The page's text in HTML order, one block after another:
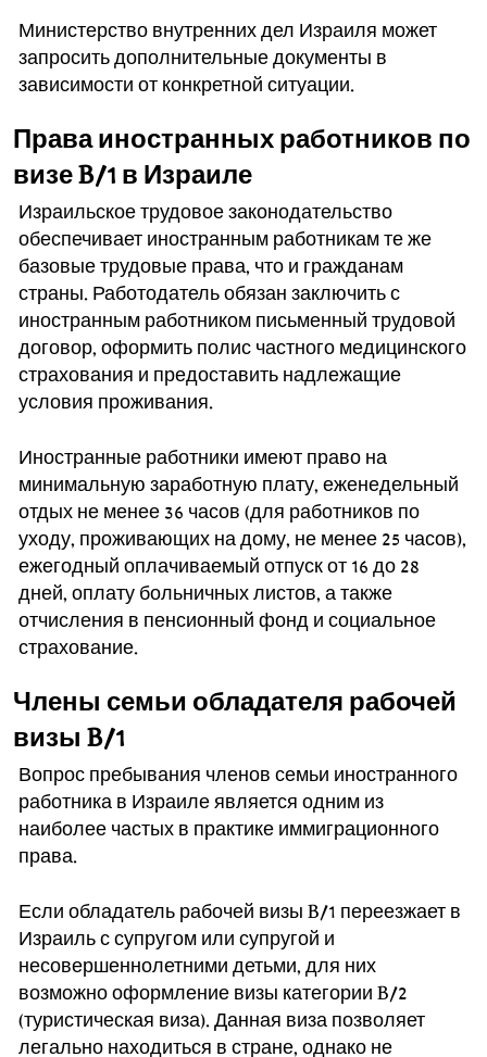
Министерство внутренних дел Израиля может
запросить дополнительные документы в
зависимости от конкретной ситуации.
Права иностранных работников по
визе B/1 в Израиле
Израильское трудовое законодательство
обеспечивает иностранным работникам те же
базовые трудовые права, что и гражданам
страны. Работодатель обязан заключить с
иностранным работником письменный трудовой
договор, оформить полис частного медицинского
страхования и предоставить надлежащие
условия проживания.
Иностранные работники имеют право на
минимальную заработную плату, еженедельный
отдых не менее 36 часов (для работников по
уходу, проживающих на дому, не менее 25 часов),
ежегодный оплачиваемый отпуск от 16 до 28
дней, оплату больничных листов, а также
отчисления в пенсионный фонд и социальное
страхование.
Члены семьи обладателя рабочей
визы B/1
Вопрос пребывания членов семьи иностранного
работника в Израиле является одним из
наиболее частых в практике иммиграционного
права.
Если обладатель рабочей визы B/1 переезжает в
Израиль с супругом или супругой и
несовершеннолетними детьми, для них
возможно оформление визы категории B/2
(туристическая виза). Данная виза позволяет
легально находиться в стране, однако не